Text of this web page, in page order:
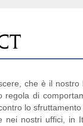
che è il
regola di
lo
nei nostri uffici, in